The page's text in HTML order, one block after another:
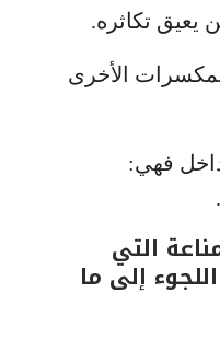
يعيق تكاثره.
الأخرى
فهي:
التي
إلى ما